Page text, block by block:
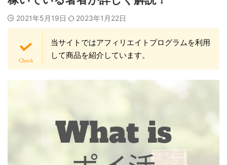
2021年5月19日 2023年1月22日
当サイトではアフィリエイトプログラムを利用
して商品を紹介しています。